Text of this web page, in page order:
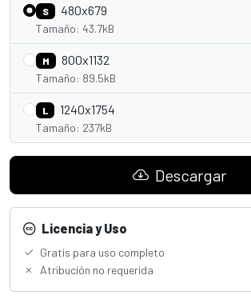
S 480x679
Tamaño: 43.7kB
M 800x1132
Tamaño: 89.5kB
L 1240x1754
Tamaño: 237kB
Descargar
Licencia y Uso
Gratis para uso completo
Atribución no requerida